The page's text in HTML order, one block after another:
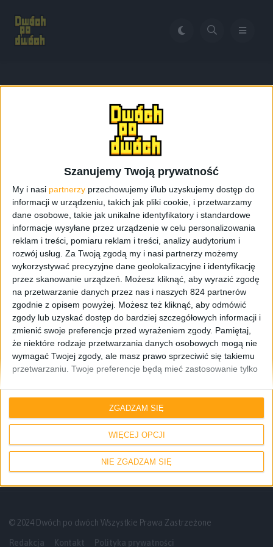
Szanujemy Twoją prywatność
My i nasi partnerzy przechowujemy i/lub uzyskujemy dostęp do
informacji w urządzeniu, takich jak pliki cookie, i przetwarzamy
dane osobowe, takie jak unikalne identyfikatory i standardowe
informacje wysyłane przez urządzenie w celu personalizowania
reklam i treści, pomiaru reklam i treści, analizy audytorium i
rozwój usług. Za Twoją zgodą my i nasi partnerzy możemy
wykorzystywać precyzyjne dane geolokalizacyjne i identyfikację
przez skanowanie urządzeń. Możesz kliknąć, aby wyrazić zgodę
na przetwarzanie danych przez nas i naszych 824 partnerów
zgodnie z opisem powyżej. Możesz też kliknąć, aby odmówić
zgody lub uzyskać dostęp do bardziej szczegółowych informacji i
zmienić swoje preferencje przed wyrażeniem zgody. Pamiętaj,
że niektóre rodzaje przetwarzania danych osobowych mogą nie
wymagać Twojej zgody, ale masz prawo sprzeciwić się takiemu
przetwarzaniu. Twoje preferencje będą mieć zastosowanie tylko
przycisk "Prywatność" na dole strony.
WIĘCEJ OPCJI
NIE ZGADZAM SIĘ
ZGADZAM SIĘ
Zaprojektuj obudowę dla Galaxy S5
Zaprojektuj obudowę
dla Galaxy S5
Blog Informacje Promocje i okazje
Zaprojektuj własną obudowę do swojego
© 2024 Dwóch po dwóch Wszystkie Prawa Zastrzeżone
Redakcja Kontakt Polityka prywatności